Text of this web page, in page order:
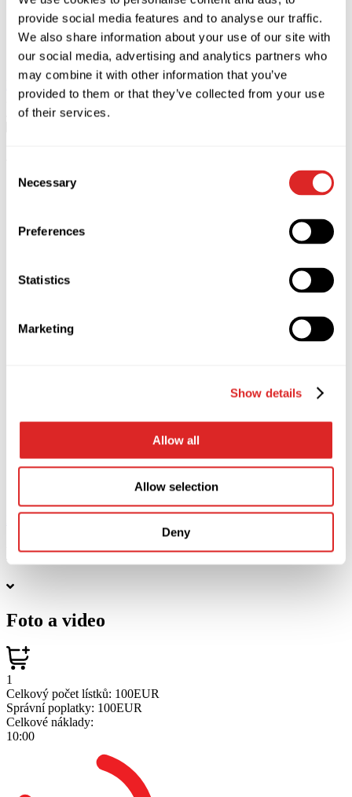
provide social media features and to analyse our traffic.
We also share information about your use of our site with
our social media, advertising and analytics partners who
may combine it with other information that you’ve
provided to them or that they’ve collected from your use
of their services.
Selection
Necessary
Preferences
Statistics
Marketing
Show details
Allow all
Allow selection
Deny
Koupit
lis
Jerevan
Popis
Foto a video
1
Celkový počet lístků: 100EUR
Správní poplatky: 100EUR
Celkové náklady:
10:00